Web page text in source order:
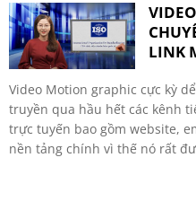
LINK
Video Motion graphic cực kỳ
truyền qua hầu hết các kênh
trực tuyến bao gồm website,
nền tảng chính vì thế nó rất